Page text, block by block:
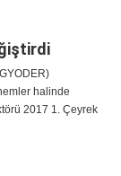
halinde
2017 1. Çeyrek